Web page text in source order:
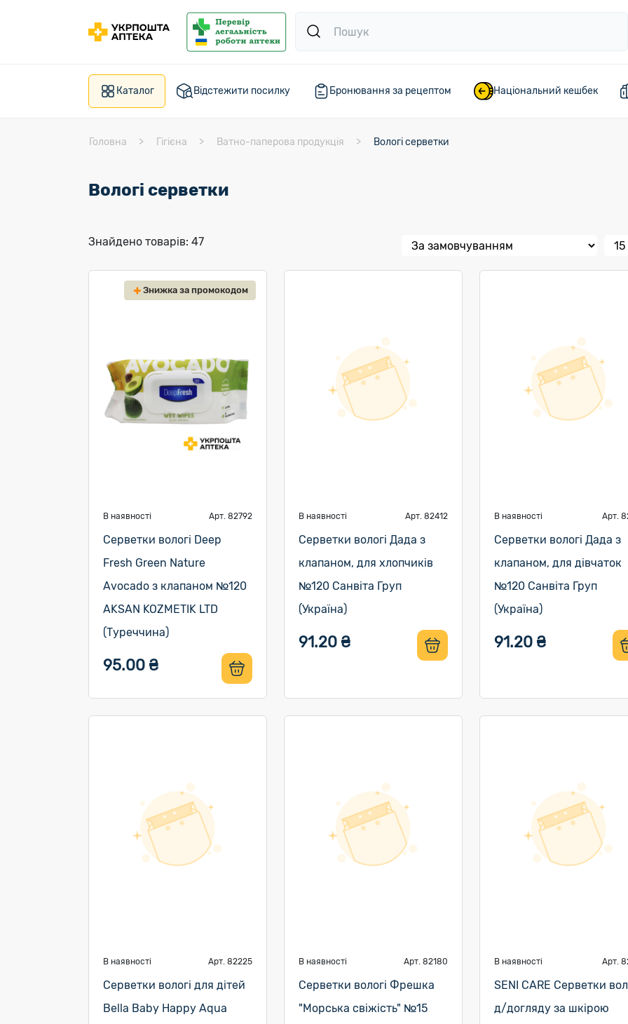
Каталог Відстежити посилку Бронювання за рецептом Національний кешбек
Головна Гігієна Ватно-паперова продукція Вологі серветки
Вологі серветки
Знайдено товарів: 47
Знижка за промокодом
В наявності Арт. 82792
Серветки вологі Deep
Fresh Green Nature
Avocado з клапаном №120
AKSAN KOZMETIK LTD
(Туреччина)
95.00 ₴
В наявності Арт. 82412
Серветки вологі Дада з
клапаном, для хлопчиків
№120 Санвіта Груп
(Україна)
91.20 ₴
В наявності Арт.
Серветки вологі Дада з
клапаном, для дівчаток
№120 Санвіта Груп
(Україна)
91.20 ₴
В наявності Арт. 82225
Серветки вологі для дітей
Bella Baby Нарру Aqua
В наявності Арт. 82180
Серветки вологі Фрешка
"Морська свіжість" №15
В наявності Арт.
SENI CARE Серветки
д/догляду за шкірою